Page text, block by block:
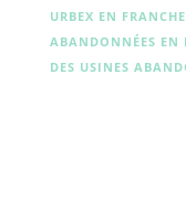
URBEX EN
ABANDONNÉES EN
DES USINES